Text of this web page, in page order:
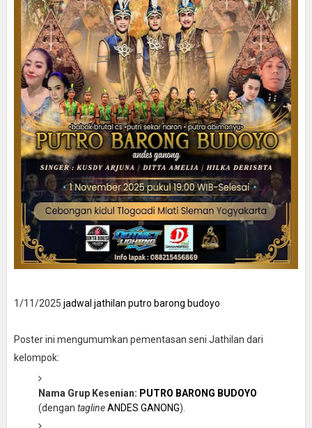
1/11/2025 jadwal jathilan putro barong budoyo
Poster ini mengumumkan pementasan seni Jathilan dari
kelompok:
Nama Grup Kesenian: PUTRO BARONG BUDOYO
(dengan taglineANDES GANONG).